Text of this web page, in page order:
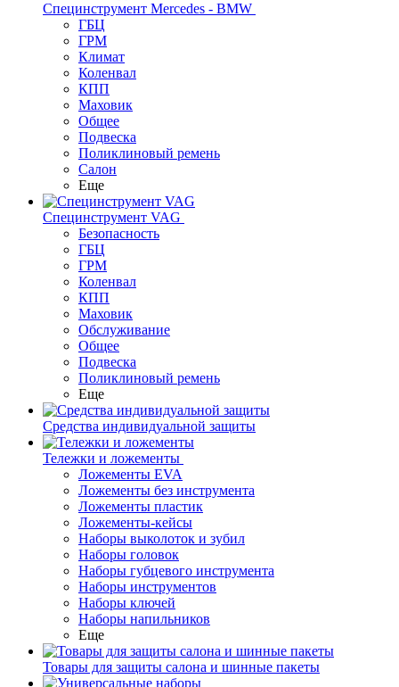
Специнструмент Mercedes - BMW
ГБЦ
ГРМ
Климат
Коленвал
КПП
Маховик
Общее
Подвеска
Поликлиновый ремень
Салон
Еще
Специнструмент VAG
Безопасность
ГБЦ
ГРМ
Коленвал
КПП
Маховик
Обслуживание
Общее
Подвеска
Поликлиновый ремень
Еще
Средства индивидуальной защиты
Тележки и ложементы
Ложементы EVA
Ложементы без инструмента
Ложементы пластик
Ложементы-кейсы
Наборы выколоток и зубил
Наборы головок
Наборы губцевого инструмента
Наборы инструментов
Наборы ключей
Наборы напильников
Еще
Товары для защиты салона и шинные пакеты